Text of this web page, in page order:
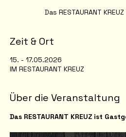
Das RESTAURANT
Zeit & Ort
15. - 17.05.2026
IM RESTAURANT KREUZ
Über die Veranstaltung
Das RESTAURANT KREUZ ist